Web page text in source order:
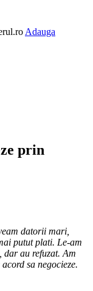
Adauga
prin
datorii mari,
putut plati. Le-am
dar au refuzat. Am
sa negocieze.